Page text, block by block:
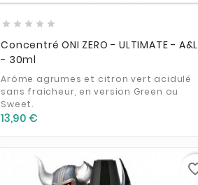
    
Concentré ONI ZERO - ULTIMATE - A&L
- 30ml
Arôme agrumes et citron vert acidulé
sans fraicheur, en version Green ou
Sweet.
13,90 €